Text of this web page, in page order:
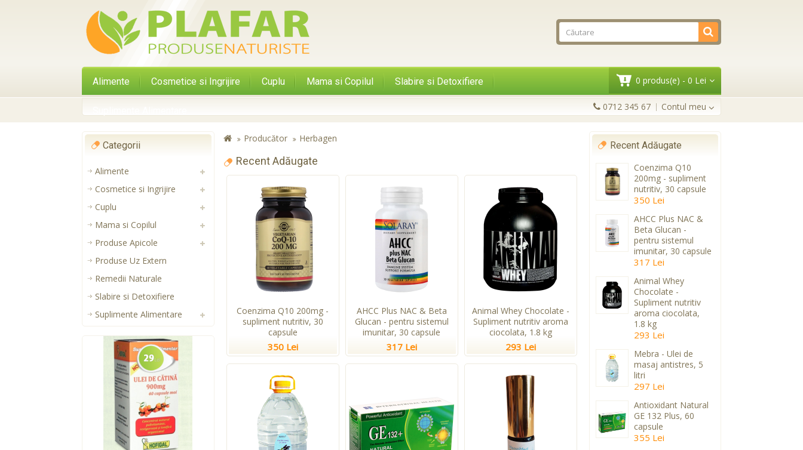
Alimente Cosmetice si Ingrijire Cuplu Mama si Copilul Slabire si Detoxifiere 0 produs(e) - 0 Lei
0712 345 67 Contul meu
Categorii
Alimente
Cosmetice si Ingrijire
Cuplu
Mama si Copilul
Produse Apicole
Produse Uz Extern
Remedii Naturale
Slabire si Detoxifiere
Suplimente Alimentare
Producător Herbagen
Recent Adăugate
Coenzima Q10 200mg -
supliment nutritiv, 30
capsule
350 Lei
AHCC Plus NAC & Beta
Glucan - pentru sistemul
imunitar, 30 capsule
317 Lei
Animal Whey Chocolate -
Supliment nutritiv aroma
ciocolata, 1.8 kg
293 Lei
Recent Adăugate
Coenzima Q10
200mg - supliment
nutritiv, 30 capsule
350 Lei
AHCC Plus NAC &
Beta Glucan -
pentru sistemul
imunitar, 30 capsule
317 Lei
Animal Whey
Chocolate -
Supliment nutritiv
aroma ciocolata,
1.8 kg
293 Lei
Mebra - Ulei de
masaj antistres, 5
litri
297 Lei
Antioxidant Natural
GE 132 Plus, 60
capsule
355 Lei